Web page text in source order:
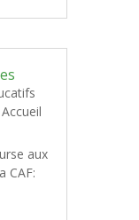
Accueil
aux
CAF: